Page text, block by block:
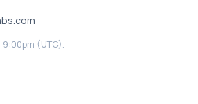
9:00pm (UTC).